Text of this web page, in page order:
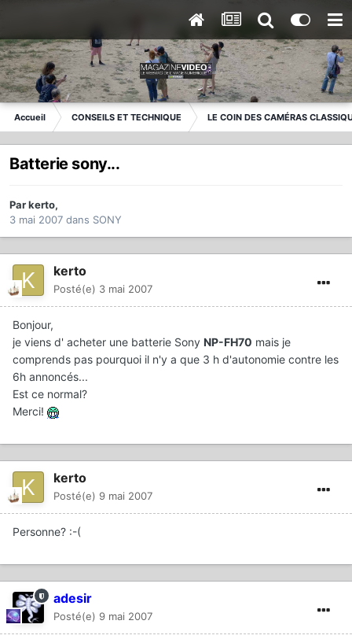
Accueil CONSEILS ET TECHNIQUE LE COIN DES CAMÉRAS
Batterie sony...
Parkerto,
3 mai 2007 dans SONY
kerto
Posté(e) 3 mai 2007
Bonjour,
je viens d' acheter une batterie Sony NP-FH70 mais je
comprends pas pourquoi il n'y a que 3 h d'autonomie contre les
6h annoncés...
Est ce normal?
Merci!
kerto
Posté(e) 9 mai 2007
Personne? :-(
adesir
Posté(e) 9 mai 2007